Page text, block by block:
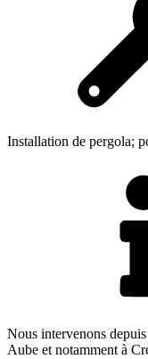
Installation de pergola;
Nous intervenons
Aube et notamment à